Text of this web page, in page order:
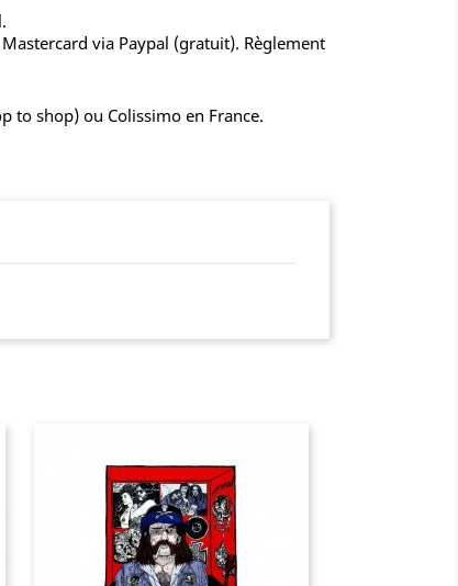
via Paypal (gratuit). Règlement
to shop) ou Colissimo en France.